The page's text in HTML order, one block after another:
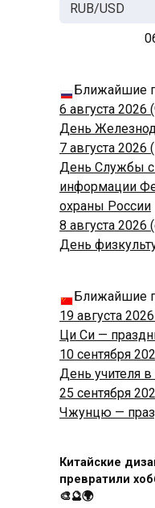
RUB/USD
Ближайшие
6 августа 2026
День
7 августа 2026
День Службы
информации
охраны России
8 августа 2026
День
Ближайшие
19 августа
Ци Си —
10 сентября
День учителя в
25 сентября
Чжунцю —
Китайские
превратили
🎨🔮🌍